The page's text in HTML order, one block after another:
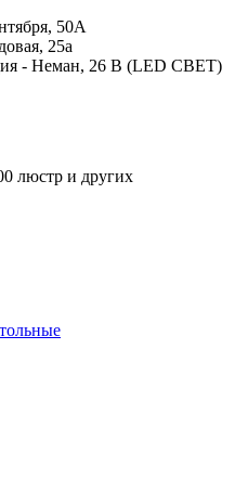
50А
25а
- Неман, 26 В (LED СВЕТ)
люстр и других